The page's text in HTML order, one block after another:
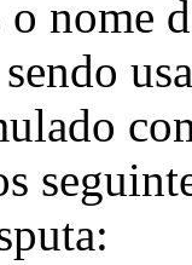
o nome